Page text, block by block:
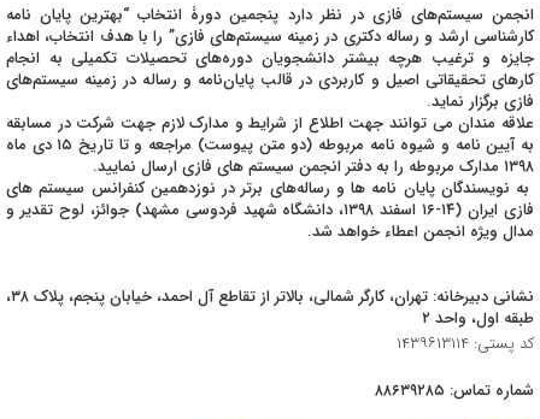
انجمن سیستم‌های فازی در نظر دارد پنجمین دورۀ انتخاب “بهترین پایان نامه
کارشناسی­ ارشد و رساله دکتری در زمینه سیستم‌های فازی” را با هدف انتخاب، اهداء
جایزه و ترغیب هرچه بیشتر دانشجویان دوره‌های تحصیلات تکمیلی به انجام
کارهای تحقیقاتی اصیل و کاربردی در قالب پایان‌نامه و رساله در زمینه سیستم‌های
فازی برگزار نماید.
علاقه مندان می توانند جهت اطلاع از شرایط و مدارک لازم جهت شرکت در مسابقه
به آیین­ نامه و شیوه ­نامه مربوطه (دو متن پیوست) مراجعه و تا تاریخ ۱۵ دی ماه
۱۳۹۸ مدارک مربوطه را به دفتر انجمن سیستم های فازی ارسال نمایید.
به نویسندگان پایان ­نامه­ ها و رساله‌های برتر در نوزدهمین کنفرانس سیستم­ های
فازی ایران (۱۴-۱۶ اسفند ۱۳۹۸، دانشگاه شهید فردوسی مشهد) جوائز، لوح تقدیر و
مدال ویژه انجمن اعطاء خواهد شد.
نشانی دبیرخانه: تهران، کارگر شمالی، بالاتر از تقاطع آل احمد، خیابان پنجم، پلاک ۳۸،
طبقه اول، واحد ۲
کد پستی: ۱۴۳۹۶۱۳۱۱۴
شماره تماس: ۸۸۶۳۹۲۸۵